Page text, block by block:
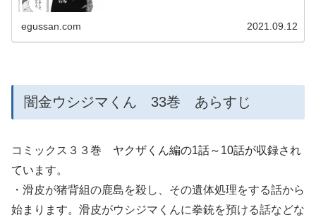
egussan.com 2021.09.12
闇金ウシジマくん 33巻 あらすじ
コミックス３３巻 ヤクザくん編の1話～10話が収録され
ています。
・滑皮が猪背組の鹿島を殺し、その遺体処理をする話から
始まります。滑皮がウシジマくんに拳銃を預ける話などな